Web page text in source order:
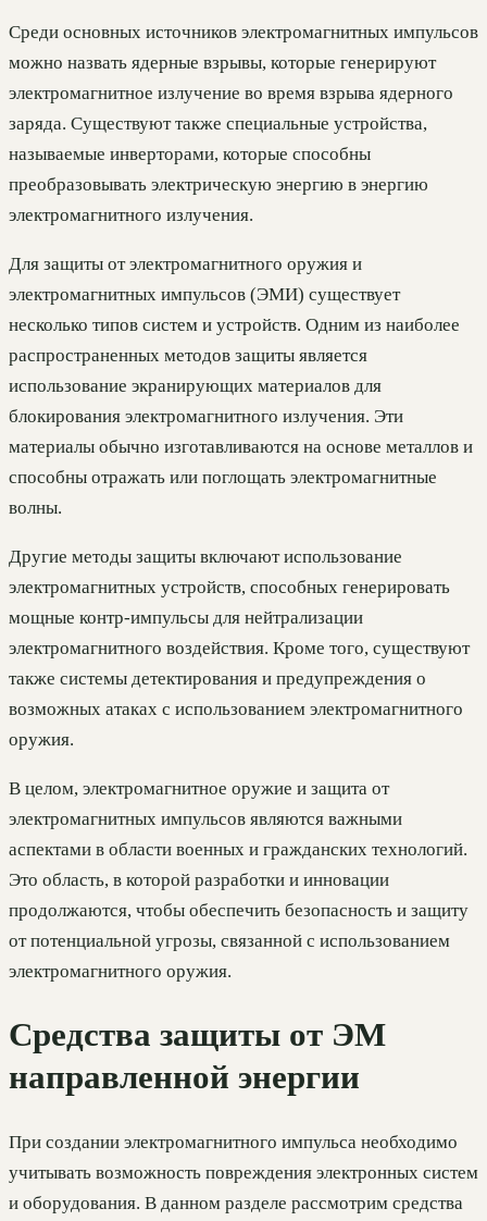
Среди основных источников электромагнитных импульсов
можно назвать ядерные взрывы, которые генерируют
электромагнитное излучение во время взрыва ядерного
заряда. Существуют также специальные устройства,
называемые инверторами, которые способны
преобразовывать электрическую энергию в энергию
электромагнитного излучения.
Для защиты от электромагнитного оружия и
электромагнитных импульсов (ЭМИ) существует
несколько типов систем и устройств. Одним из наиболее
распространенных методов защиты является
использование экранирующих материалов для
блокирования электромагнитного излучения. Эти
материалы обычно изготавливаются на основе металлов и
способны отражать или поглощать электромагнитные
волны.
Другие методы защиты включают использование
электромагнитных устройств, способных генерировать
мощные контр-импульсы для нейтрализации
электромагнитного воздействия. Кроме того, существуют
также системы детектирования и предупреждения о
возможных атаках с использованием электромагнитного
оружия.
В целом, электромагнитное оружие и защита от
электромагнитных импульсов являются важными
аспектами в области военных и гражданских технологий.
Это область, в которой разработки и инновации
продолжаются, чтобы обеспечить безопасность и защиту
от потенциальной угрозы, связанной с использованием
электромагнитного оружия.
Средства защиты от ЭМ
направленной энергии
При создании электромагнитного импульса необходимо
учитывать возможность повреждения электронных систем
и оборудования. В данном разделе рассмотрим средства